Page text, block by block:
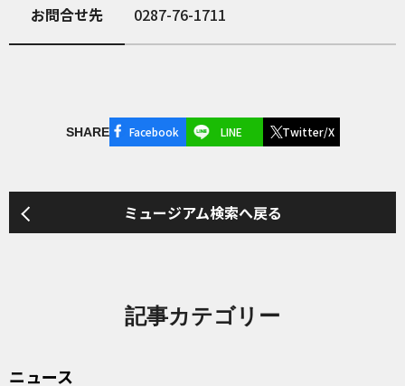
お問合せ先 0287-76-1711
SHARE Facebook LINE Twitter/X
ミュージアム検索へ戻る
記事カテゴリー
ニュース